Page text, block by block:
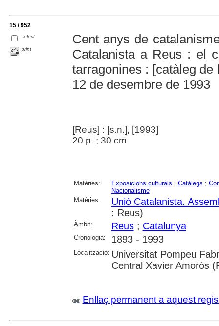
15 / 952
select
print
Cent anys de
Catalanista a Reus : el
tarragonines : [catàleg
12 de desembre de 1993
[Reus] : [s.n.], [1993]
20 p. ; 30 cm
Matèries: Exposicions culturals ; Catàlegs ;
Nacionalisme
Matèries:
Unió Catalanista.
: Reus)
Àmbit: Reus; Catalunya
Cronologia: 1893 - 1993
Localització: Universitat Pompeu
Central Xavier Amorós
Enllaç permanent a aquest